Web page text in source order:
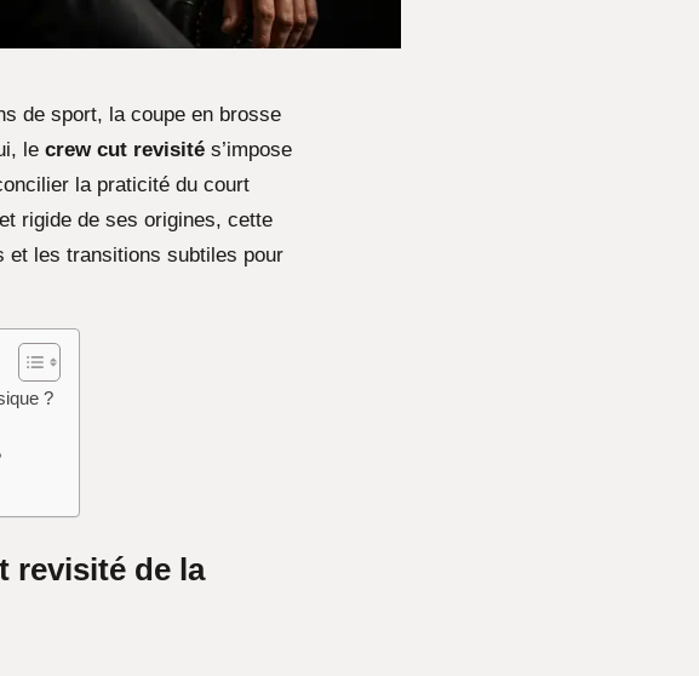
de sport, la coupe en brosse
le crew cut revisité s’impose
la praticité du court
rigide de ses origines, cette
et les transitions subtiles pour
?
revisité de la